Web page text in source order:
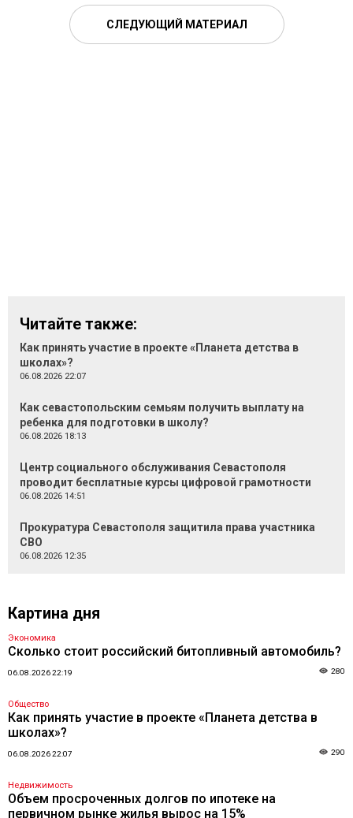
СЛЕДУЮЩИЙ МАТЕРИАЛ
Читайте также:
Как принять участие в проекте «Планета детства в
школах»?
06.08.2026 22:07
Как севастопольским семьям получить выплату на
ребенка для подготовки в школу?
06.08.2026 18:13
Центр социального обслуживания Севастополя
проводит бесплатные курсы цифровой грамотности
06.08.2026 14:51
Прокуратура Севастополя защитила права участника
СВО
06.08.2026 12:35
Картина дня
Экономика
Сколько стоит российский битопливный автомобиль?
06.08.2026 22:19 280
Общество
Как принять участие в проекте «Планета детства в
школах»?
06.08.2026 22:07 290
Недвижимость
Объем просроченных долгов по ипотеке на
первичном рынке жилья вырос на 15%